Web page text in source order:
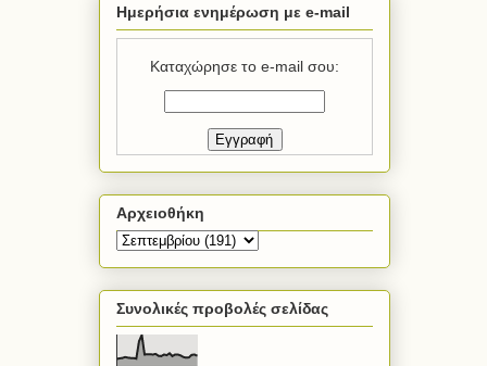
Ημερήσια ενημέρωση με e-mail
Καταχώρησε το e-mail σου:
Αρχειοθήκη
Συνολικές προβολές σελίδας